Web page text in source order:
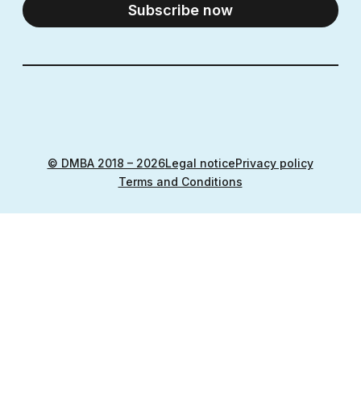
© DMBA 2018 – 2026Legal noticePrivacy policy
Terms and Conditions
Subscribe now